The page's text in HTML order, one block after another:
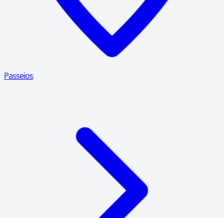
Passeios